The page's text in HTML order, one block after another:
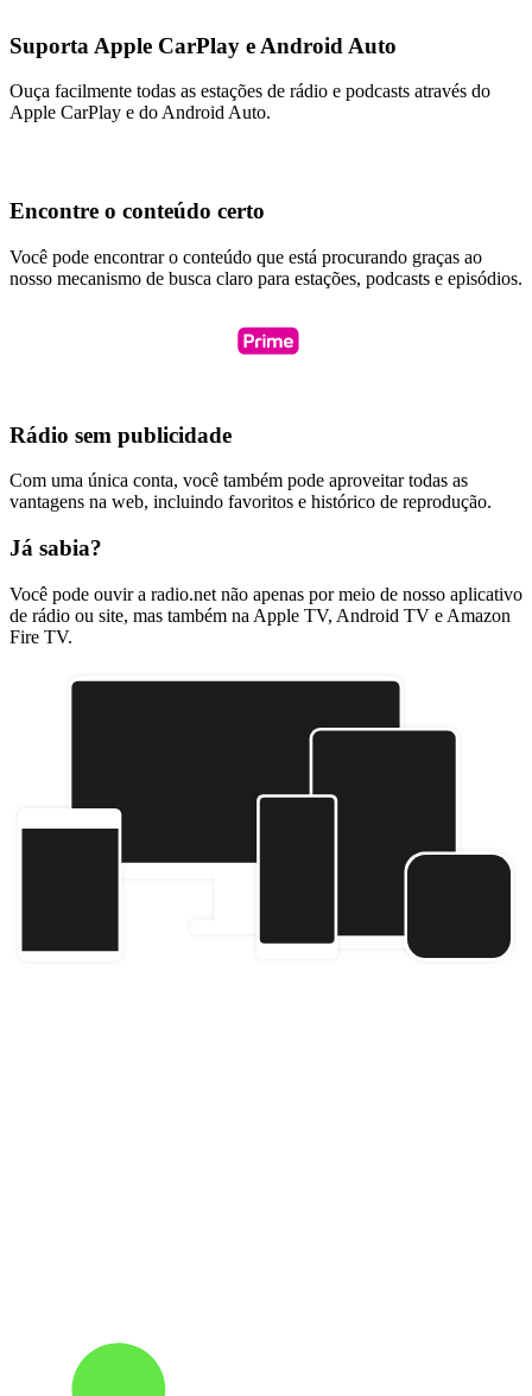
Suporta Apple CarPlay e Android Auto
Ouça facilmente todas as estações de rádio e podcasts através do
Apple CarPlay e do Android Auto.
Encontre o conteúdo certo
Você pode encontrar o conteúdo que está procurando graças ao
nosso mecanismo de busca claro para estações, podcasts e episódios.
Rádio sem publicidade
Com uma única conta, você também pode aproveitar todas as
vantagens na web, incluindo favoritos e histórico de reprodução.
Já sabia?
Você pode ouvir a radio.net não apenas por meio de nosso aplicativo
de rádio ou site, mas também na Apple TV, Android TV e Amazon
Fire TV.